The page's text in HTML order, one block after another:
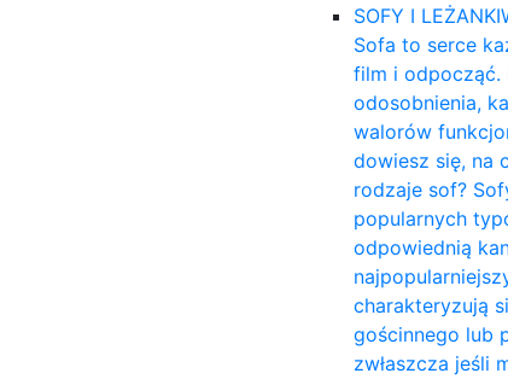
SOFY I LEŻANKI
Sofa to serce
film i odpocząć.
odosobnienia,
walorów
dowiesz się, na
rodzaje sof?
popularnych
odpowiednią
charakteryzują
gościnnego lub
zwłaszcza jeśli